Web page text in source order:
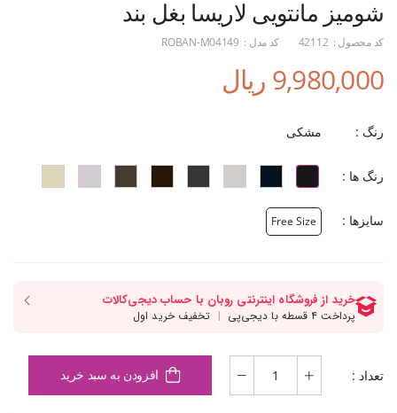
شومیز مانتویی لاریسا بغل بند
کد محصول : 42112 کد مدل : ROBAN-M04149
9,980,000 ریال
رنگ : مشکی
رنگ ها :
سایزها : Free Size
تعداد : افزودن به سبد خرید